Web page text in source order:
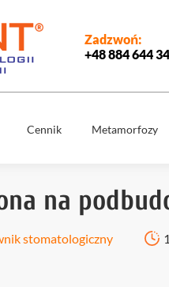
Zadzwoń:
+48 884 644
Nowy uśmiech
Mosty
stomatologiczne
Cennik Metamorfozy
na
stomatologiczny